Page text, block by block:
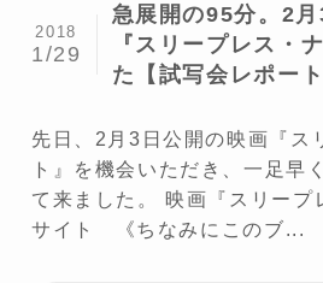
急展開の95分。2
『スリープレス・
た【試写会レポート
2018
1/29
先日、2月3日公開の映画『ス
ト』を機会いただき、一足早
て来ました。 映画『スリープ
サイト 《ちなみにこのブ...